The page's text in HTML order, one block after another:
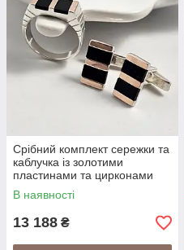
Срібний комплект сережки та
каблучка із золотими
пластинами та цирконами
В наявності
13 188 ₴